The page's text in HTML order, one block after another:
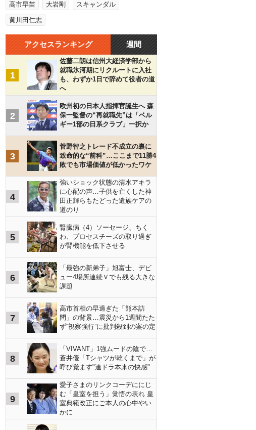
高市早苗 大岩剛 スキャンダル
黄川田仁志
アクセスランキング 週間
1
佐藤二朗は信州大経済学部から
就職氷河期にリクルートに入社
も、わずか1日で辞めて役者の道
へ
2
欧州初の日本人指揮官誕生へ 森
保一監督の“再就職先”は「ベル
ギー1部の日系クラブ」一択か
3
菅野智之トレード不成立の裏に
致命的な“前科”…ここまで11勝4
敗でも市場価値が低かったワケ
4
強いショック状態の清水アキラ
に心配の声…子供を亡くした神
田正輝らもたどった遺族ケアの
道のり
5
腎臓病（4）ソーセージ、ちく
わ、プロセスチーズの取り過ぎ
が腎機能を低下させる
6
「最強の新弟子」旭富士、デビ
ュー4場所連続Ｖでも残る大きな
課題
7
高市首相の早過ぎた「熊本訪
問」の背景…震災から1週間たた
ず“視察強行”に批判殺到の案の定
8
「VIVANT」1強ムードの陰で…
蒼井優「Tシャツが乾くまで」が
呼び覚ます"連ドラ本来の快感"
9
愛子さまのリンクコーデににじ
む「皇室を担う」覚悟の表れ 皇
室典範改正にご本人の心中やい
かに